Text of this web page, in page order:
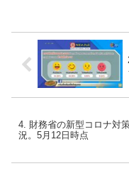
4. 財務省の新型コロナ対
況。5月12日時点